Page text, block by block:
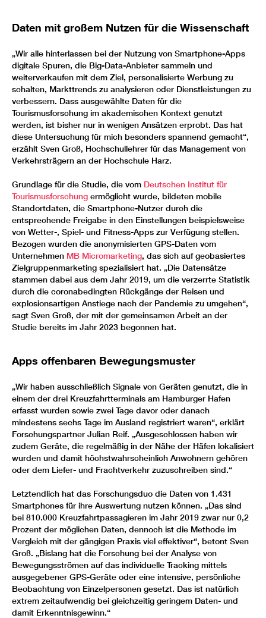
Daten mit großem Nutzen für die Wissenschaft
„Wir alle hinterlassen bei der Nutzung von Smartphone-Apps
digitale Spuren, die Big-Data-Anbieter sammeln und
weiterverkaufen mit dem Ziel, personalisierte Werbung zu
schalten, Markttrends zu analysieren oder Dienstleistungen zu
verbessern. Dass ausgewählte Daten für die
Tourismusforschung im akademischen Kontext genutzt
werden, ist bisher nur in wenigen Ansätzen erprobt. Das hat
diese Untersuchung für mich besonders spannend gemacht“,
erzählt Sven Groß, Hochschullehrer für das Management von
Verkehrsträgern an der Hochschule Harz.
Grundlage für die Studie, die vom Deutschen Institut für
Tourismusforschung ermöglicht wurde, bildeten mobile
Standortdaten, die Smartphone-Nutzer durch die
entsprechende Freigabe in den Einstellungen beispielsweise
von Wetter-, Spiel- und Fitness-Apps zur Verfügung stellen.
Bezogen wurden die anonymisierten GPS-Daten vom
Unternehmen MB Micromarketing, das sich auf geobasiertes
Zielgruppenmarketing spezialisiert hat. „Die Datensätze
stammen dabei aus dem Jahr 2019, um die verzerrte Statistik
durch die coronabedingten Rückgänge der Reisen und
explosionsartigen Anstiege nach der Pandemie zu umgehen“,
sagt Sven Groß, der mit der gemeinsamen Arbeit an der
Studie bereits im Jahr 2023 begonnen hat.
Apps offenbaren Bewegungsmuster
„Wir haben ausschließlich Signale von Geräten genutzt, die in
einem der drei Kreuzfahrtterminals am Hamburger Hafen
erfasst wurden sowie zwei Tage davor oder danach
mindestens sechs Tage im Ausland registriert waren“, erklärt
Forschungspartner Julian Reif. „Ausgeschlossen haben wir
zudem Geräte, die regelmäßig in der Nähe der Häfen lokalisiert
wurden und damit höchstwahrscheinlich Anwohnern gehören
oder dem Liefer- und Frachtverkehr zuzuschreiben sind.“
Letztendlich hat das Forschungsduo die Daten von 1.431
Smartphones für ihre Auswertung nutzen können. „Das sind
bei 810.000 Kreuzfahrtpassagieren im Jahr 2019 zwar nur 0,2
Prozent der möglichen Daten, dennoch ist die Methode im
Vergleich mit der gängigen Praxis viel effektiver“, betont Sven
Groß. „Bislang hat die Forschung bei der Analyse von
Bewegungsströmen auf das individuelle Tracking mittels
ausgegebener GPS-Geräte oder eine intensive, persönliche
Beobachtung von Einzelpersonen gesetzt. Das ist natürlich
extrem zeitaufwendig bei gleichzeitig geringem Daten- und
damit Erkenntnisgewinn.“